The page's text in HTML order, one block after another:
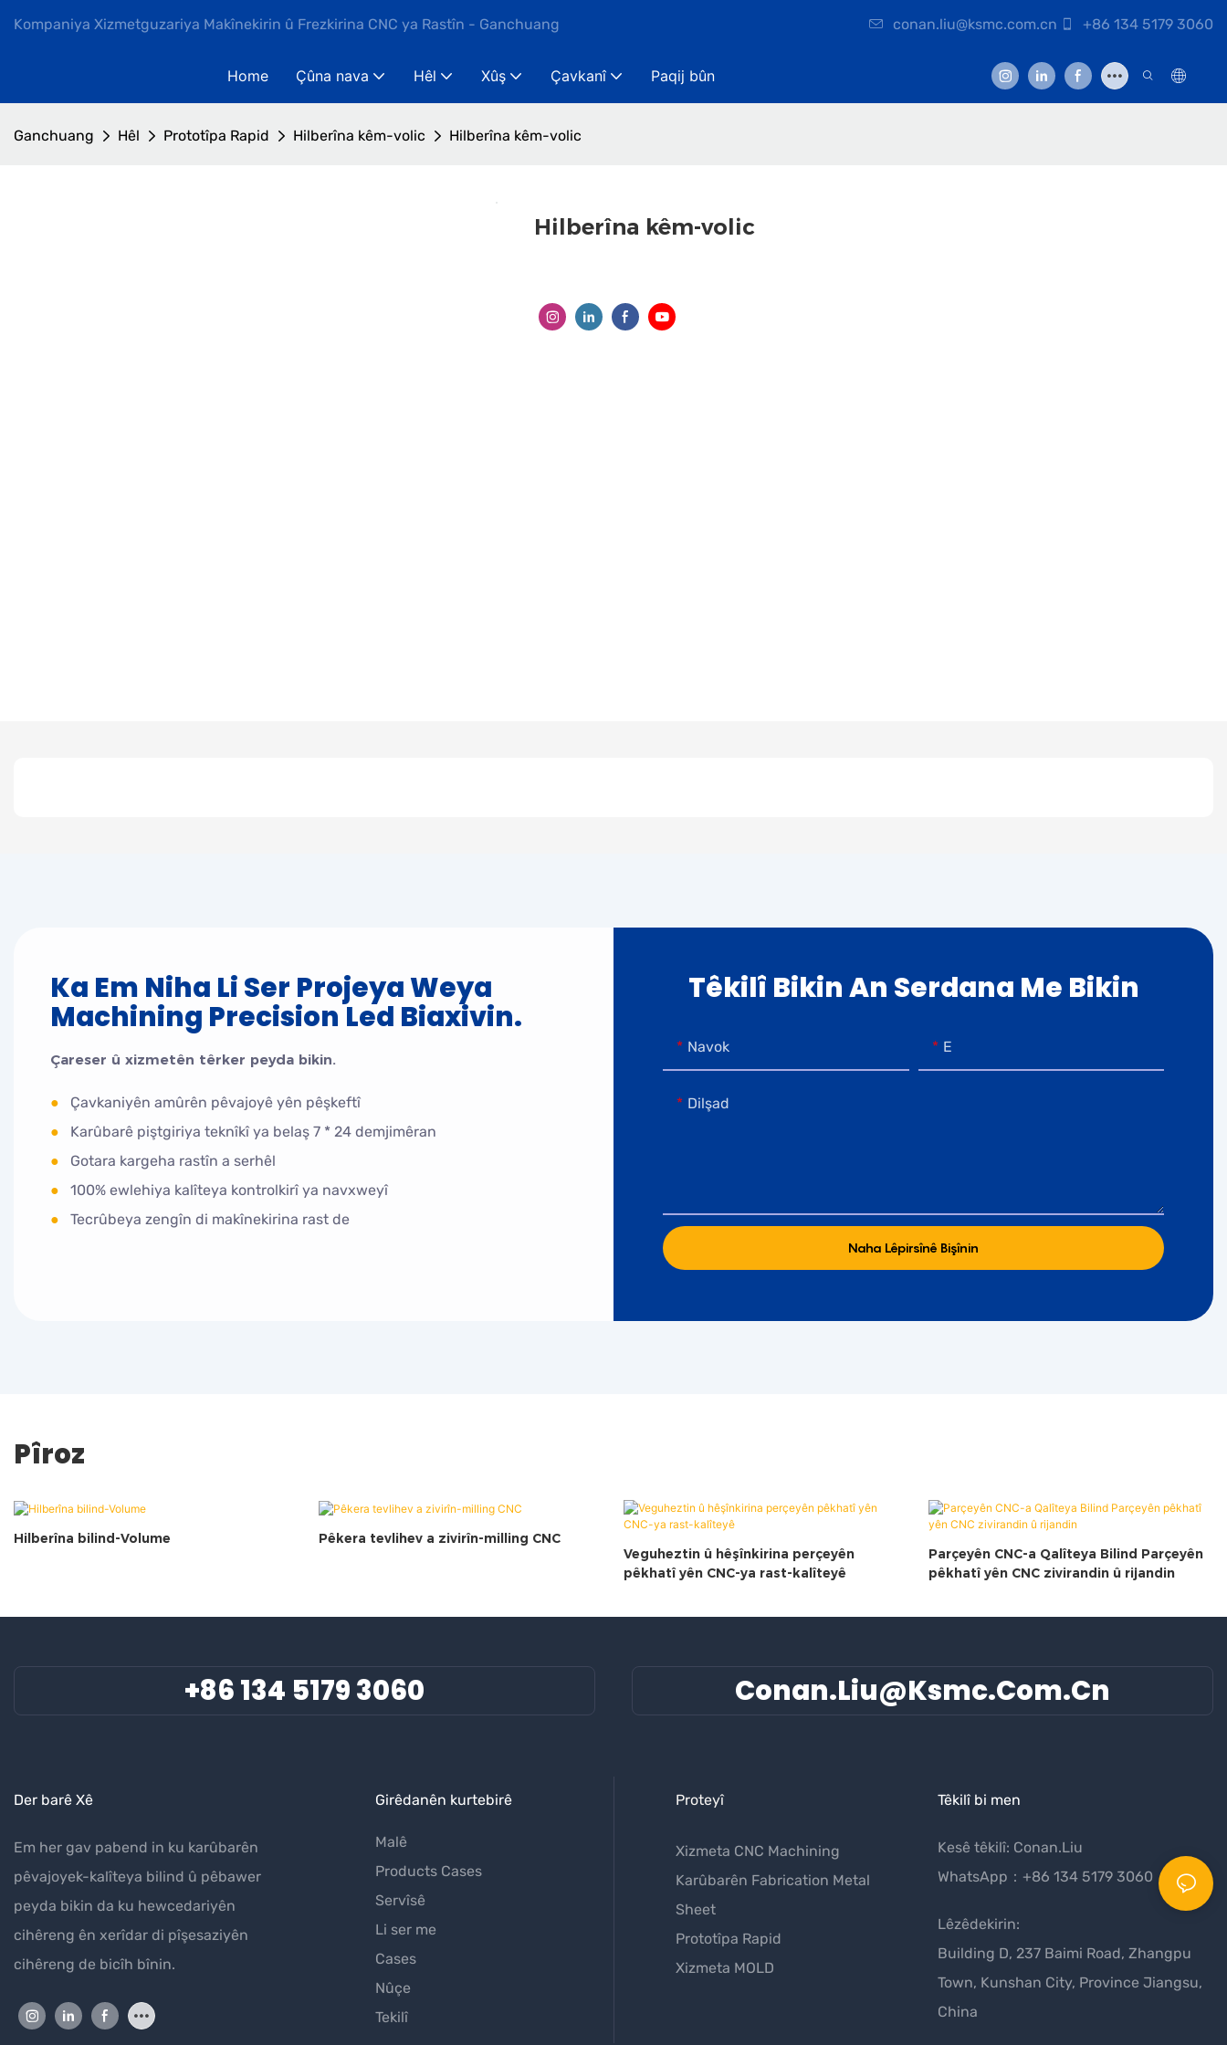
Kompaniya Xizmetguzariya Makînekirin û Frezkirina CNC ya Rastîn - Ganchuang conan.liu@ksmc.com.cn +86 134 5179 3060
Home Çûna nava Hêl Xûş Çavkanî Paqij bûn
Ganchuang Hêl Prototîpa Rapid Hilberîna kêm-volic Hilberîna kêm-volic
Hilberîna kêm-volic
Ka Em Niha Li Ser Projeya Weya
Machining Precision Led Biaxivin.
Çareser û xizmetên têrker peyda bikin.
●
Çavkaniyên amûrên pêvajoyê yên pêşkeftî
●
Karûbarê piştgiriya teknîkî ya belaş 7 * 24 demjimêran
●
Gotara kargeha rastîn a serhêl
●
100% ewlehiya kalîteya kontrolkirî ya navxweyî
●
Tecrûbeya zengîn di makînekirina rast de
Têkilî Bikin An Serdana Me Bikin
Navok E
Dilşad
Naha Lêpirsînê Bişînin
Pîroz
Hilberîna bilind-Volume
Pêkera tevlihev a zivirîn-milling CNC
Veguheztin û hêşînkirina perçeyên
pêkhatî yên CNC-ya rast-kalîteyê
Parçeyên CNC-a Qalîteya Bilind Parçeyên
pêkhatî yên CNC zivirandin û rijandin
+86 134 5179 3060 Conan.liu@ksmc.com.cn
Der barê Xê
Em her gav pabend in ku karûbarên
pêvajoyek-kalîteya bilind û pêbawer
peyda bikin da ku hewcedariyên
cihêreng ên xerîdar di pîşesaziyên
cihêreng de bicîh bînin.
Girêdanên kurtebirê
Malê
Products Cases
Servîsê
Li ser me
Cases
Nûçe
Tekilî
Proteyî
Xizmeta CNC Machining
Karûbarên Fabrication Metal
Sheet
Prototîpa Rapid
Xizmeta MOLD
Têkilî bi men
Kesê têkilî: Conan.Liu
WhatsApp：+86 134 5179 3060
Lêzêdekirin:
Building D, 237 Baimi Road, Zhangpu
Town, Kunshan City, Province Jiangsu,
China